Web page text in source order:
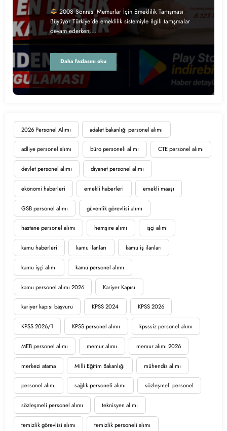
2026 Personel Alımı adalet bakanlığı personel alımı
adliye personel alımı büro personeli alımı CTE personel alımı
devlet personel alımı diyanet personel alımı
ekonomi haberleri emekli haberleri emekli maaşı
GSB personel alımı güvenlik görevlisi alımı
hastane personel alımı hemşire alımı işçi alımı
kamu haberleri kamu ilanları kamu iş ilanları
kamu işçi alımı kamu personel alımı
kamu personel alımı 2026 Kariyer Kapısı
kariyer kapısı başvuru KPSS 2024 KPSS 2026
KPSS 2026/1 KPSS personel alımı kpsssiz personel alımı
MEB personel alımı memur alımı memur alımı 2026
merkezi atama Milli Eğitim Bakanlığı mühendis alımı
personel alımı sağlık personeli alımı sözleşmeli personel
sözleşmeli personel alımı teknisyen alımı
temizlik görevlisi alımı temizlik personeli alımı
2008 Sonrası Memurlar İçin Emeklilik Tartışması
Büyüyor Türkiye'de emeklilik sistemiyle ilgili tartışmalar
devam ederken,…
Daha fazlasını oku